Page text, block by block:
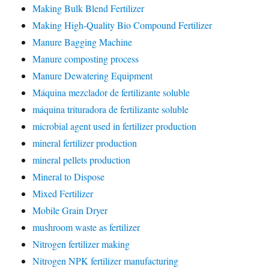
Making Bulk Blend Fertilizer
Making High-Quality Bio Compound Fertilizer
Manure Bagging Machine
Manure composting process
Manure Dewatering Equipment
Máquina mezclador de fertilizante soluble
máquina trituradora de fertilizante soluble
microbial agent used in fertilizer production
mineral fertilizer production
mineral pellets production
Mineral to Dispose
Mixed Fertilizer
Mobile Grain Dryer
mushroom waste as fertilizer
Nitrogen fertilizer making
Nitrogen NPK fertilizer manufacturing